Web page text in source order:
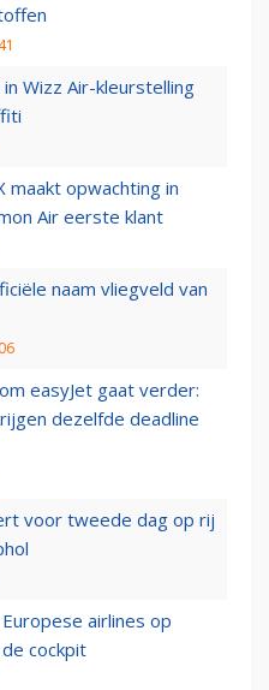
Wizz Air-kleurstelling
maakt opwachting in
Air eerste klant
naam vliegveld van
easyJet gaat verder:
dezelfde deadline
voor tweede dag op rij
airlines op
cockpit